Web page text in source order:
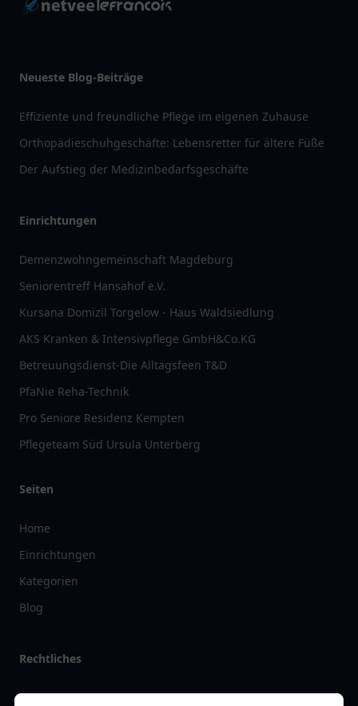
Neueste Blog-Beiträge
Effiziente und freundliche Pflege im eigenen Zuhause
Orthopädieschuhgeschäfte: Lebensretter für ältere Füße
Der Aufstieg der Medizinbedarfsgeschäfte
Einrichtungen
Demenzwohngemeinschaft Magdeburg
Seniorentreff Hansahof e.V.
Kursana Domizil Torgelow - Haus Waldsiedlung
AKS Kranken & Intensivpflege GmbH&Co.KG
Betreuungsdienst-Die Alltagsfeen T&D
PfaNie Reha-Technik
Pro Seniore Residenz Kempten
Pflegeteam Süd Ursula Unterberg
Seiten
Home
Einrichtungen
Kategorien
Blog
Rechtliches
Impressum